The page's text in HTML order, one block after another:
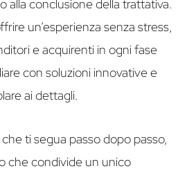
alla conclusione della trattativa.
un’esperienza senza stress,
e acquirenti in ogni fase
con soluzioni innovative e
ai dettagli.
ti segua passo dopo passo,
che condivide un unico